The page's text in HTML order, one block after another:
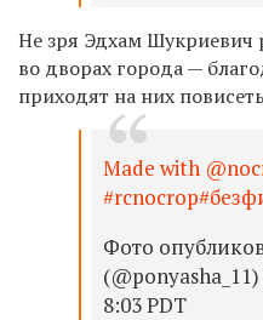
Не зря Эдхам Шукриевич
во дворах города —
приходят на них
Made with
Фото
8:03 PDT